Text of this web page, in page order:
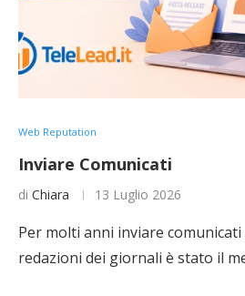
Web Reputation
Inviare Comunicati
di Chiara 13 Luglio 2026
Per molti anni inviare comunicati
redazioni dei giornali è stato il